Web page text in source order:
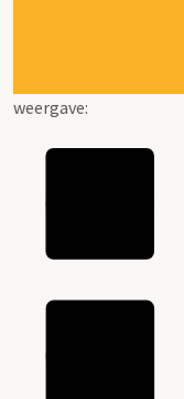
weergave: